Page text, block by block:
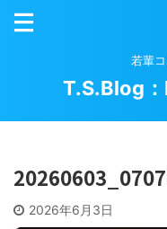
若輩
T.S.Blog
2026年6月3日